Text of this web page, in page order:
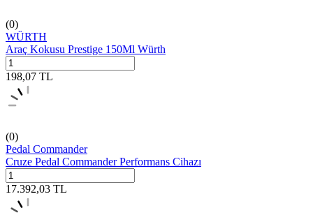
(0)
WÜRTH
Araç Kokusu Prestige 150Ml Würth
198,07 TL
(0)
Pedal Commander
Cruze Pedal Commander Performans Cihazı
17.392,03 TL